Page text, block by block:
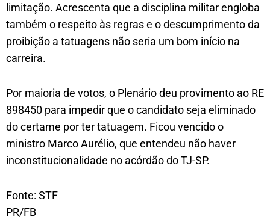
limitação. Acrescenta que a disciplina militar engloba
também o respeito às regras e o descumprimento da
proibição a tatuagens não seria um bom início na
carreira.
Por maioria de votos, o Plenário deu provimento ao RE
898450 para impedir que o candidato seja eliminado
do certame por ter tatuagem. Ficou vencido o
ministro Marco Aurélio, que entendeu não haver
inconstitucionalidade no acórdão do TJ-SP.
Fonte: STF
PR/FB